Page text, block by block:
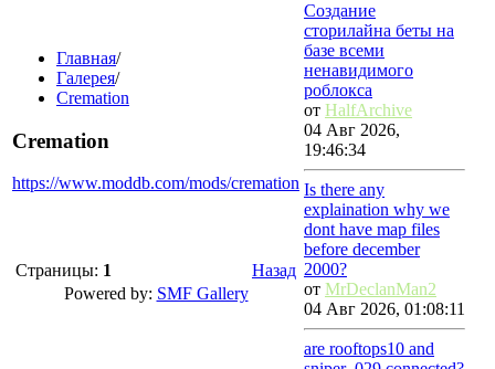
Главная/
Галерея/
Cremation
Cremation
https://www.moddb.com/mods/cremation
Страницы: 1
Назад
Powered by: SMF Gallery
Создание
сторилайна беты на
базе всеми
ненавидимого
роблокса
от HalfArchive
04 Авг 2026,
19:46:34
Is there any
explaination why we
dont have map files
before december
2000?
от MrDeclanMan2
04 Авг 2026, 01:08:11
are rooftops10 and